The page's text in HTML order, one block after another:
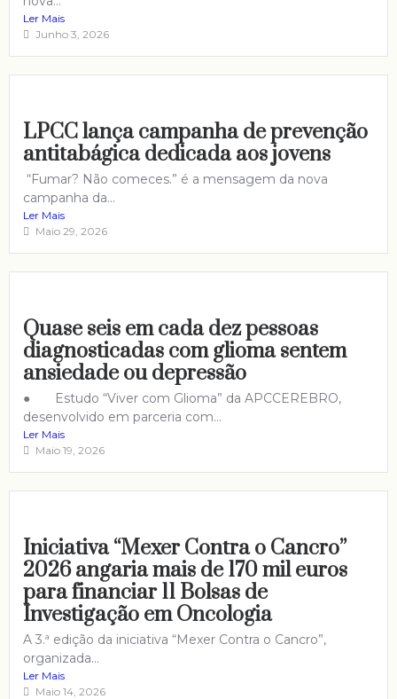
Ler Mais
Junho 3, 2026
LPCC lança campanha de prevenção
antitabágica dedicada aos jovens
“Fumar? Não comeces.” é a mensagem da nova
campanha da...
Ler Mais
Maio 29, 2026
Quase seis em cada dez pessoas
diagnosticadas com glioma sentem
ansiedade ou depressão
● Estudo “Viver com Glioma” da APCCEREBRO,
desenvolvido em parceria com...
Ler Mais
Maio 19, 2026
Iniciativa “Mexer Contra o Cancro”
2026 angaria mais de 170 mil euros
para financiar 11 Bolsas de
Investigação em Oncologia
A 3.ª edição da iniciativa “Mexer Contra o Cancro”,
organizada...
Ler Mais
Maio 14, 2026